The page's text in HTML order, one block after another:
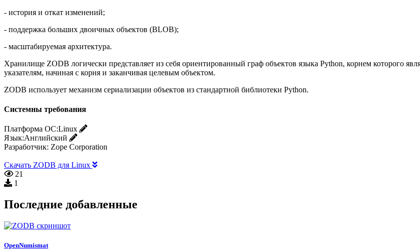
- история и откат изменений;
- поддержка больших двоичных объектов (BLOB);
- масштабируемая архитектура.
Хранилище ZODB логически представляет из себя ориентированный граф объектов языка Python, корнем которого
указателям, начиная с корня и заканчивая целевым объектом.
ZODB использует механизм сериализации объектов из стандартной библиотеки Python.
Системны требования
Платформа ОС:Linux
Язык:Английский
Разработчик: Zope Corporation
Скачать ZODB для Linux
21
1
Последние добавленные
OpenNumismat